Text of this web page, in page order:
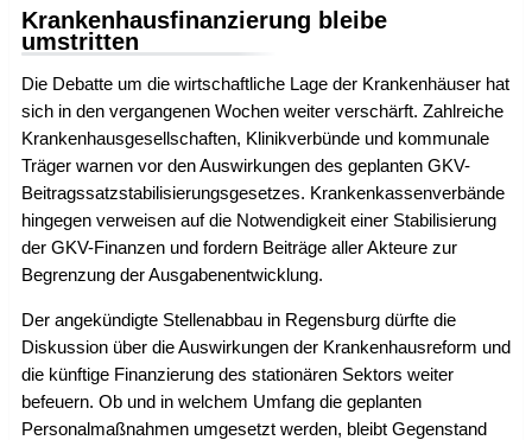
Krankenhausfinanzierung bleibe
umstritten
Die Debatte um die wirtschaftliche Lage der Krankenhäuser hat
sich in den vergangenen Wochen weiter verschärft. Zahlreiche
Krankenhausgesellschaften, Klinikverbünde und kommunale
Träger warnen vor den Auswirkungen des geplanten GKV-
Beitragssatzstabilisierungsgesetzes. Krankenkassenverbände
hingegen verweisen auf die Notwendigkeit einer Stabilisierung
der GKV-Finanzen und fordern Beiträge aller Akteure zur
Begrenzung der Ausgabenentwicklung.
Der angekündigte Stellenabbau in Regensburg dürfte die
Diskussion über die Auswirkungen der Krankenhausreform und
die künftige Finanzierung des stationären Sektors weiter
befeuern. Ob und in welchem Umfang die geplanten
Personalmaßnahmen umgesetzt werden, bleibt Gegenstand